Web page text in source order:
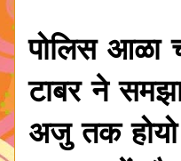
पोलिस आळा
टाबर ने
अजु तक